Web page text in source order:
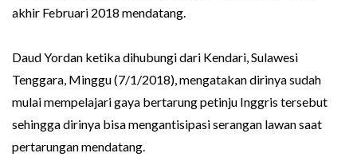
akhir Februari 2018 mendatang.
Daud Yordan ketika dihubungi dari Kendari, Sulawesi
Tenggara, Minggu (7/1/2018), mengatakan dirinya sudah
mulai mempelajari gaya bertarung petinju Inggris tersebut
sehingga dirinya bisa mengantisipasi serangan lawan saat
pertarungan mendatang.